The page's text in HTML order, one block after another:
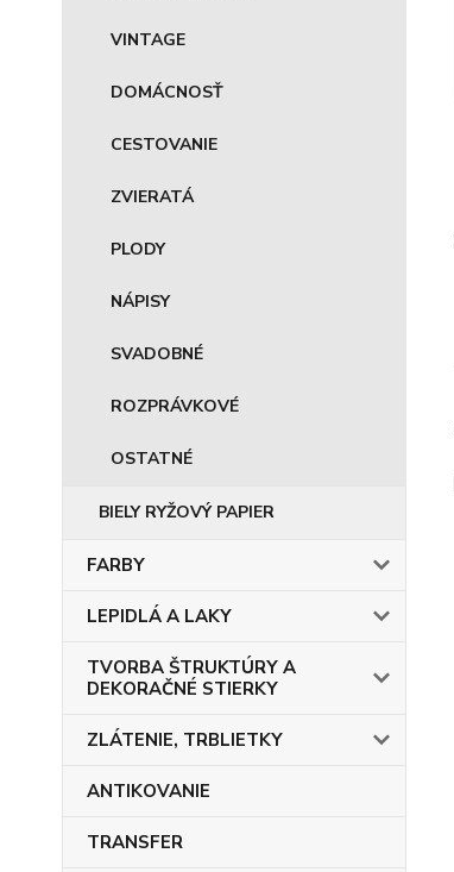
VINTAGE
DOMÁCNOSŤ
CESTOVANIE
ZVIERATÁ
PLODY
NÁPISY
SVADOBNÉ
ROZPRÁVKOVÉ
OSTATNÉ
BIELY RYŽOVÝ PAPIER
FARBY
LEPIDLÁ A LAKY
TVORBA ŠTRUKTÚRY A
DEKORAČNÉ STIERKY
ZLÁTENIE, TRBLIETKY
ANTIKOVANIE
TRANSFER